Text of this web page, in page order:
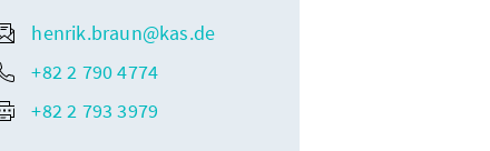
henrik.braun@kas.de
+82 2 790 4774
+82 2 793 3979